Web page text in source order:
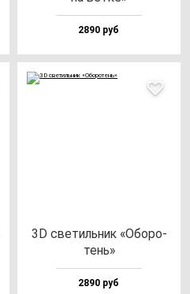
2890 руб
3D све­тиль­ник «Обо­ро­
тень»
2890 руб